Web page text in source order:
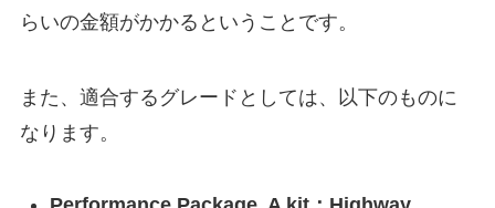
らいの金額がかかるということです。
また、適合するグレードとしては、以下のものに
なります。